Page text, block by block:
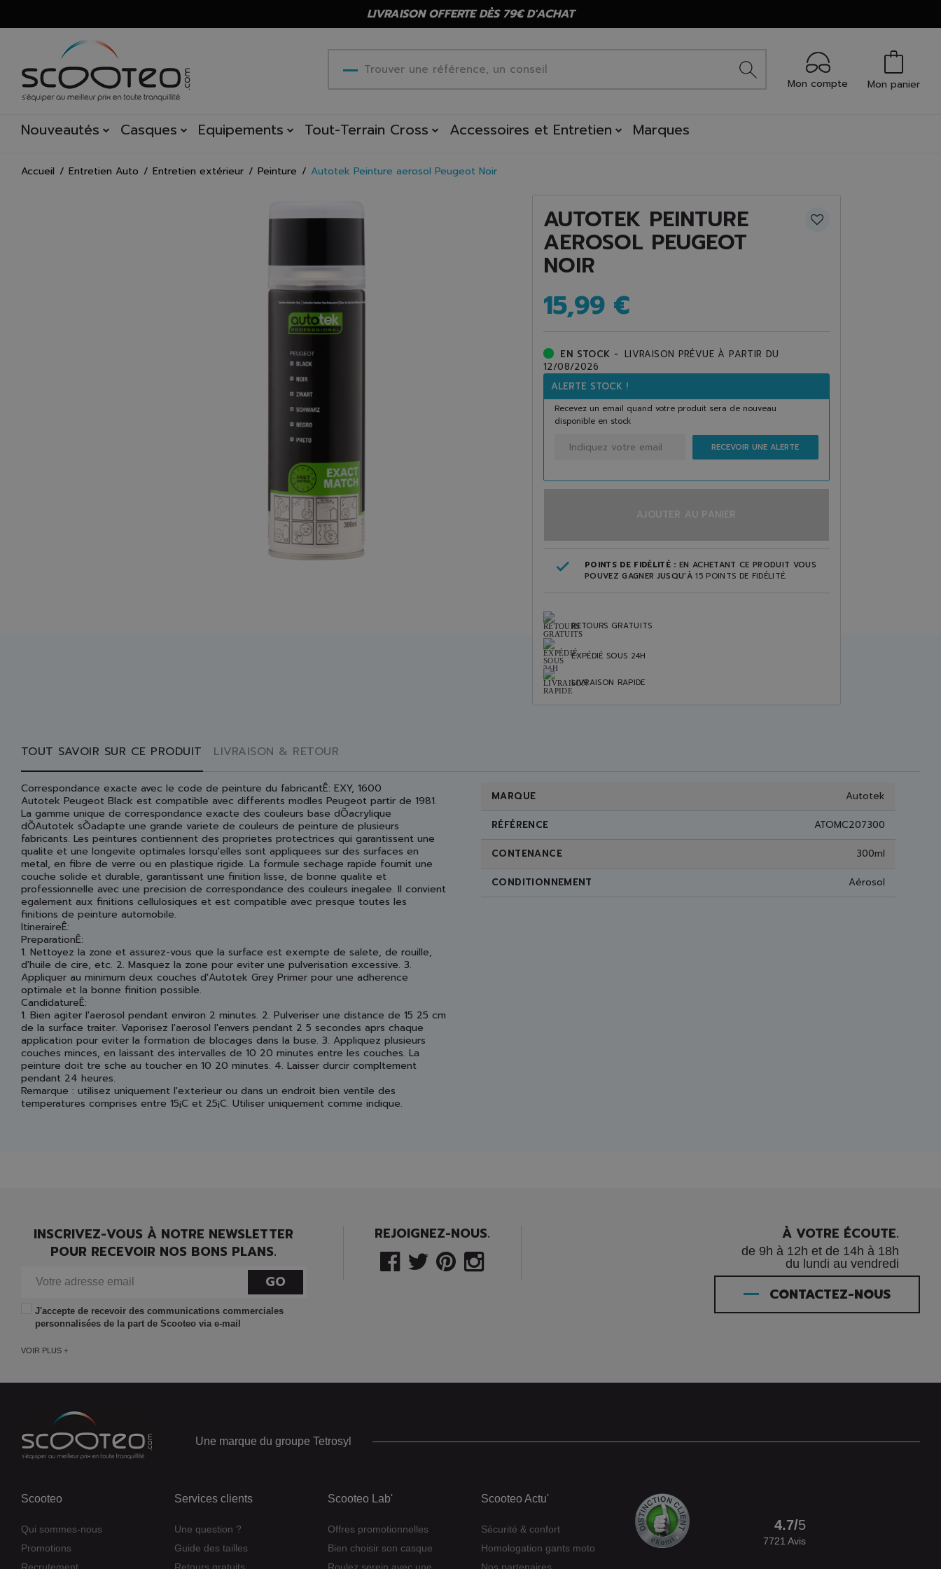
LIVRAISON OFFERTE DÈS 79€ D'ACHAT
Mon compte Mon panier
Nouveautés Casques Equipements Tout-Terrain Cross Accessoires et Entretien Marques
Accueil Entretien Auto Entretien extérieur Peinture Autotek Peinture aerosol Peugeot Noir
AUTOTEK PEINTURE
AEROSOL PEUGEOT
NOIR
15,99 €
EN STOCK - LIVRAISON PRÉVUE À PARTIR DU
12/08/2026
ALERTE STOCK !
Recevez un email quand votre produit sera de nouveau
disponible en stock
RECEVOIR UNE ALERTE
AJOUTER AU PANIER
POINTS DE FIDÉLITÉ : EN ACHETANT CE PRODUIT VOUS
POUVEZ GAGNER JUSQU'À15 POINTS DE FIDÉLITÉ.
RETOURS GRATUITS
EXPÉDIÉ SOUS 24H
LIVRAISON RAPIDE
TOUT SAVOIR SUR CE PRODUIT LIVRAISON & RETOUR
Correspondance exacte avec le code de peinture du fabricantÊ: EXY, 1600
Autotek Peugeot Black est compatible avec differents modles Peugeot partir de 1981.
La gamme unique de correspondance exacte des couleurs base dÕacrylique
dÕAutotek sÕadapte une grande variete de couleurs de peinture de plusieurs
fabricants. Les peintures contiennent des proprietes protectrices qui garantissent une
qualite et une longevite optimales lorsqu'elles sont appliquees sur des surfaces en
metal, en fibre de verre ou en plastique rigide. La formule sechage rapide fournit une
couche solide et durable, garantissant une finition lisse, de bonne qualite et
professionnelle avec une precision de correspondance des couleurs inegalee. Il convient
egalement aux finitions cellulosiques et est compatible avec presque toutes les
finitions de peinture automobile.
ItineraireÊ:
PreparationÊ:
1. Nettoyez la zone et assurez-vous que la surface est exempte de salete, de rouille,
d'huile de cire, etc. 2. Masquez la zone pour eviter une pulverisation excessive. 3.
Appliquer au minimum deux couches d'Autotek Grey Primer pour une adherence
optimale et la bonne finition possible.
CandidatureÊ:
1. Bien agiter l'aerosol pendant environ 2 minutes. 2. Pulveriser une distance de 15 25 cm
de la surface traiter. Vaporisez l'aerosol l'envers pendant 2 5 secondes aprs chaque
application pour eviter la formation de blocages dans la buse. 3. Appliquez plusieurs
couches minces, en laissant des intervalles de 10 20 minutes entre les couches. La
peinture doit tre sche au toucher en 10 20 minutes. 4. Laisser durcir compltement
pendant 24 heures.
Remarque : utilisez uniquement l'exterieur ou dans un endroit bien ventile des
temperatures comprises entre 15¡C et 25¡C. Utiliser uniquement comme indique.
MARQUE Autotek
RÉFÉRENCE ATOMC207300
CONTENANCE 300ml
CONDITIONNEMENT Aérosol
INSCRIVEZ-VOUS À NOTRE NEWSLETTER
POUR RECEVOIR NOS BONS PLANS.
GO
J'accepte de recevoir des communications commerciales
personnalisées de la part de Scooteo via e-mail
VOIR PLUS +
REJOIGNEZ-NOUS. À VOTRE ÉCOUTE.
de 9h à 12h et de 14h à 18h
du lundi au vendredi
CONTACTEZ-NOUS
Une marque du groupe Tetrosyl
Scooteo
Qui sommes-nous
Promotions
Recrutement
Services clients
Une question ?
Guide des tailles
Retours gratuits
Scooteo Lab'
Offres promotionnelles
Bien choisir son casque
Roulez serein avec une
Scooteo Actu'
Sécurité & confort
Homologation gants moto
Nos partenaires
4.7/5
7721 Avis